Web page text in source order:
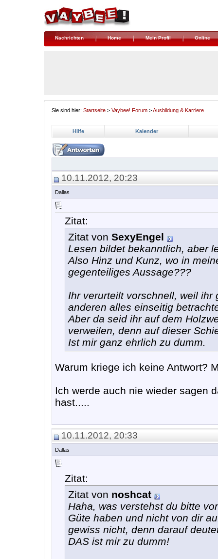
Nachrichten Home Mein Profil Online
Sie sind hier: Startseite > Vaybee! Forum >Ausbildung & Karriere
Hilfe Kalender
10.11.2012, 20:23
Dallas
Zitat:
Zitat von SexyEngel
Lesen bildet bekanntlich, aber
Also Hinz und Kunz, wo in
gegenteiliges Aussage???
Ihr verurteilt vorschnell, weil
anderen alles einseitig
Aber da seid ihr auf dem
verweilen, denn auf dieser
Ist mir ganz ehrlich zu dumm.
Warum kriege ich keine Antwort?
Ich werde auch nie wieder sagen
hast.....
10.11.2012, 20:33
Dallas
Zitat:
Zitat von noshcat
Haha, was verstehst du bitte
Güte haben und nicht von dir
gewiss nicht, denn darauf
DAS ist mir zu dumm!